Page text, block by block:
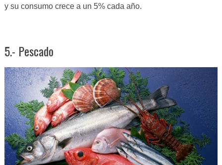
y su consumo crece a un 5% cada año.
5.- Pescado